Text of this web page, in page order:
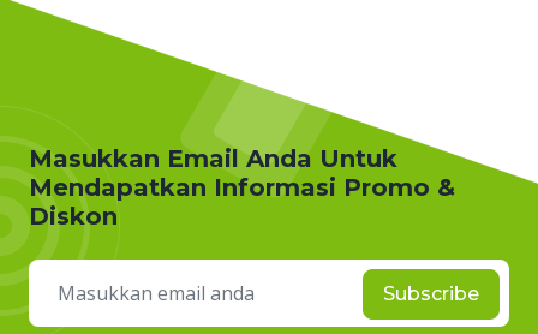
Masukkan Email Anda Untuk
Mendapatkan Informasi Promo &
Diskon
Subscribe